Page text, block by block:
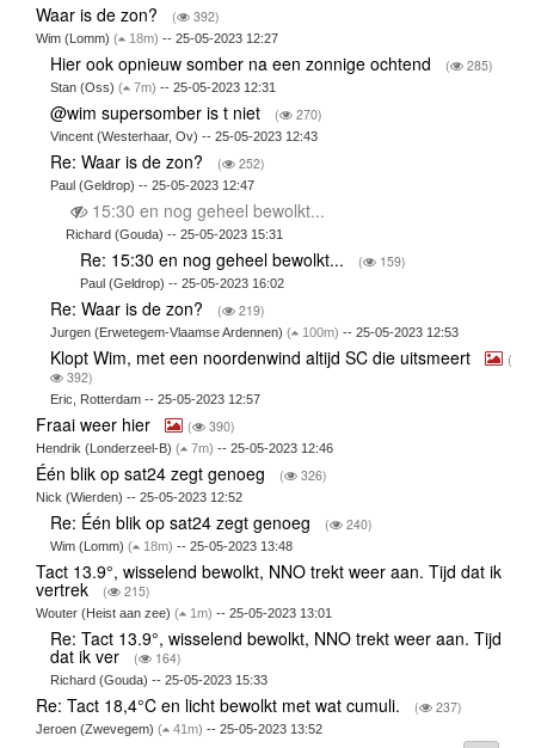
Waar is de zon? ( 392)
Wim (Lomm) ( 18m) -- 25-05-2023 12:27
Hier ook opnieuw somber na een zonnige ochtend ( 285)
Stan (Oss)( 7m) -- 25-05-2023 12:31
@wim supersomber is t niet ( 270)
Vincent (Westerhaar, Ov) -- 25-05-2023 12:43
Re: Waar is de zon? ( 252)
Paul (Geldrop) -- 25-05-2023 12:47
15:30 en nog geheel bewolkt...
Richard (Gouda) -- 25-05-2023 15:31
Re: 15:30 en nog geheel bewolkt... ( 159)
Paul (Geldrop) -- 25-05-2023 16:02
Re: Waar is de zon? ( 219)
Jurgen (Erwetegem-Vlaamse Ardennen)( 100m) -- 25-05-2023 12:53
Klopt Wim, met een noordenwind altijd SC die uitsmeert
(
392)
Eric, Rotterdam -- 25-05-2023 12:57
Fraai weer hier ( 390)
Hendrik (Londerzeel-B) ( 7m) -- 25-05-2023 12:46
Één blik op sat24 zegt genoeg ( 326)
Nick (Wierden) -- 25-05-2023 12:52
Re: Één blik op sat24 zegt genoeg ( 240)
Wim (Lomm)( 18m) -- 25-05-2023 13:48
Tact 13.9°, wisselend bewolkt, NNO trekt weer aan. Tijd dat ik
vertrek ( 215)
Wouter (Heist aan zee) ( 1m) -- 25-05-2023 13:01
Re: Tact 13.9°, wisselend bewolkt, NNO trekt weer aan. Tijd
dat ik ver ( 164)
Richard (Gouda) -- 25-05-2023 15:33
Re: Tact 18,4°C en licht bewolkt met wat cumuli. ( 237)
Jeroen (Zwevegem) ( 41m) -- 25-05-2023 13:52